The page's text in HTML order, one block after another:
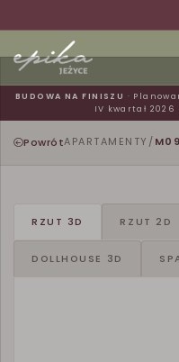
BUDOWA NA FINISZU ·
IV kwartał 2026
PowrótAPARTAMENTY /
RZUT 3D RZUT 2D
DOLLHOUSE 3D